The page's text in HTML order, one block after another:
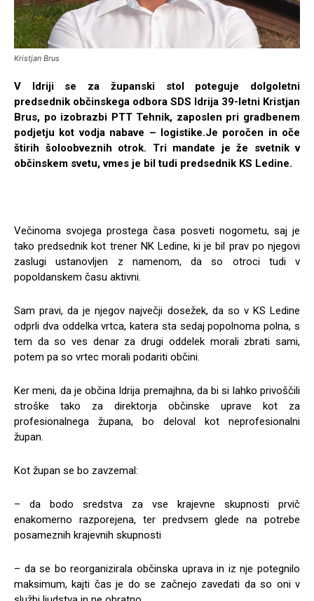
Kristjan Brus
V Idriji se za županski stol poteguje dolgoletni
predsednik občinskega odbora SDS Idrija 39-letni Kristjan
Brus, po izobrazbi PTT Tehnik, zaposlen pri gradbenem
podjetju kot vodja nabave – logistike.Je poročen in oče
štirih šoloobveznih otrok. Tri mandate je že svetnik v
občinskem svetu, vmes je bil tudi predsednik KS Ledine.
Večinoma svojega prostega časa posveti nogometu, saj je
tako predsednik kot trener NK Ledine, ki je bil prav po njegovi
zaslugi ustanovljen z namenom, da so otroci tudi v
popoldanskem času aktivni.
Sam pravi, da je njegov največji dosežek, da so v KS Ledine
odprli dva oddelka vrtca, katera sta sedaj popolnoma polna, s
tem da so ves denar za drugi oddelek morali zbrati sami,
potem pa so vrtec morali podariti občini.
Ker meni, da je občina Idrija premajhna, da bi si lahko privoščili
stroške tako za direktorja občinske uprave kot za
profesionalnega župana, bo deloval kot neprofesionalni
župan.
Kot župan se bo zavzemal:
– da bodo sredstva za vse krajevne skupnosti prvič
enakomerno razporejena, ter predvsem glede na potrebe
posameznih krajevnih skupnosti
– da se bo reorganizirala občinska uprava in iz nje potegnilo
maksimum, kajti čas je do se začnejo zavedati da so oni v